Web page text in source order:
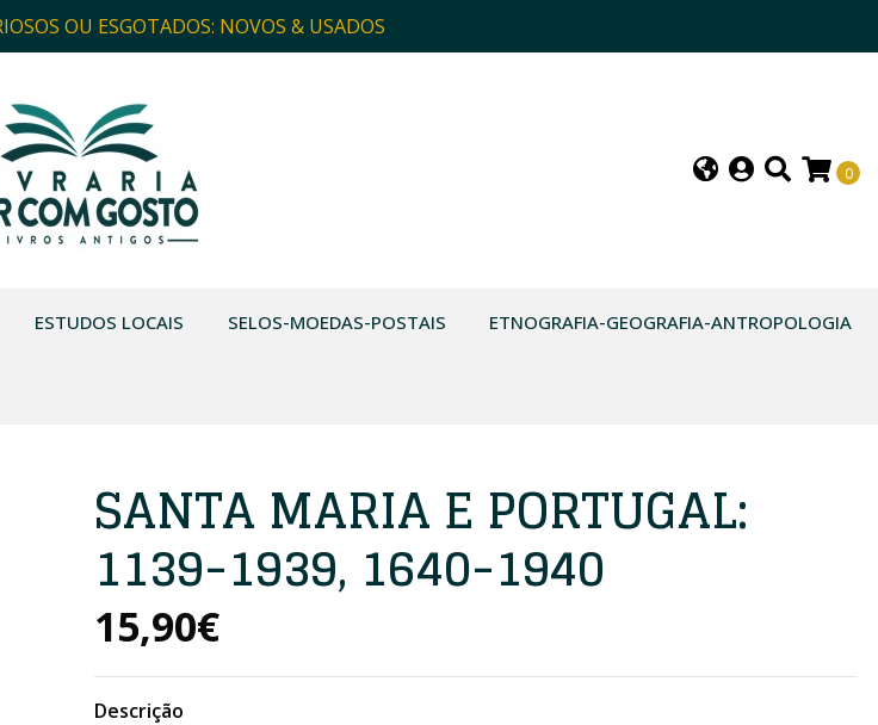
OU ESGOTADOS: NOVOS & USADOS
0
ESTUDOS LOCAIS SELOS-MOEDAS-POSTAIS ETNOGRAFIA-GEOGRAFIA-ANTROPOLOGIA
SANTA MARIA E PORTUGAL:
1139-1939, 1640-1940
15,90€
Descrição